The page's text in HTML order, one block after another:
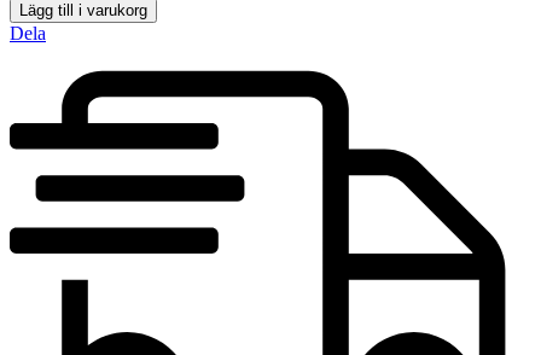
Lägg till i varukorg
Dela